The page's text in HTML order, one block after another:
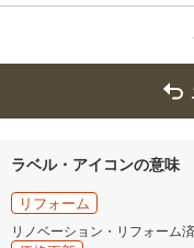
ラベル・アイコンの意味
リフォーム
リノベーション・リフォーム